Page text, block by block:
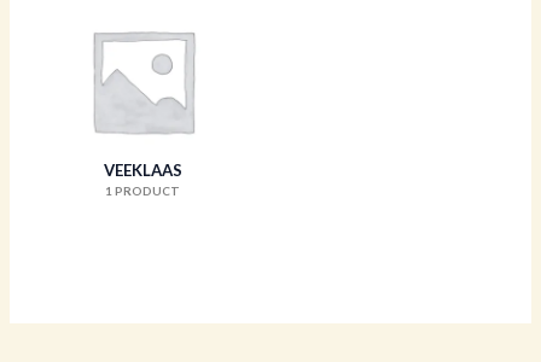
VEEKLAAS
1 PRODUCT